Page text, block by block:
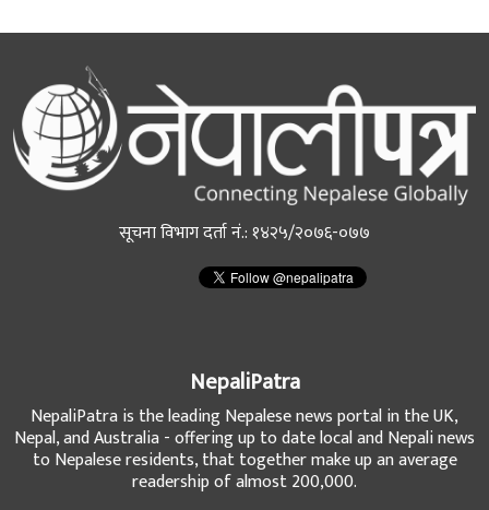
सूचना विभाग दर्ता नं.: १४२५/२०७६-०७७
NepaliPatra
NepaliPatra is the leading Nepalese news portal in the UK,
Nepal, and Australia - offering up to date local and Nepali news
to Nepalese residents, that together make up an average
readership of almost 200,000.